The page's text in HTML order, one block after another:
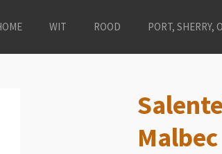
WIT ROOD PORT, SHERRY,
Malbec